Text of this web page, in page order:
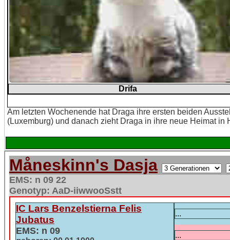
Drifa
Am letzten Wochenende hat Draga ihre ersten beiden
(Luxemburg) und danach zieht Draga in ihre neue Heimat in